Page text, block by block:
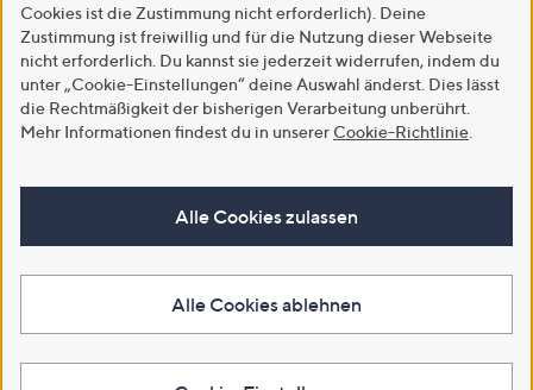
Cookies ist die Zustimmung nicht erforderlich). Deine
Zustimmung ist freiwillig und für die Nutzung dieser Webseite
nicht erforderlich. Du kannst sie jederzeit widerrufen, indem du
unter „Cookie-Einstellungen“ deine Auswahl änderst. Dies lässt
die Rechtmäßigkeit der bisherigen Verarbeitung unberührt.
Mehr Informationen findest du in unserer Cookie-Richtlinie
Alle Cookies zulassen
Alle Cookies ablehnen